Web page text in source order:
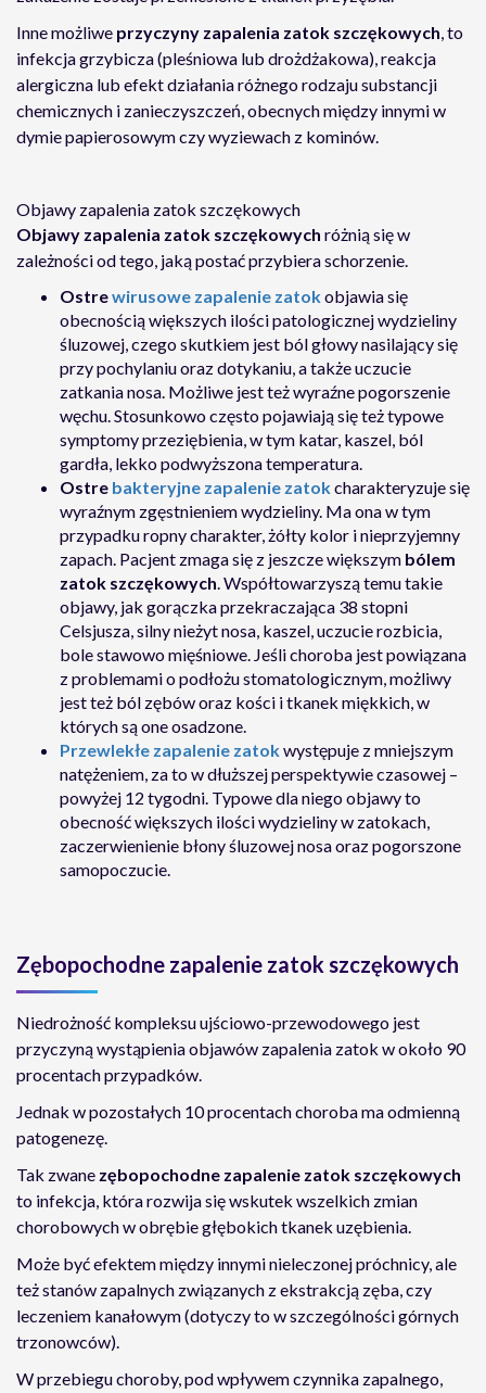
Inne możliwe przyczyny zapalenia zatok szczękowych, to
infekcja grzybicza (pleśniowa lub drożdżakowa), reakcja
alergiczna lub efekt działania różnego rodzaju substancji
chemicznych i zanieczyszczeń, obecnych między innymi w
dymie papierosowym czy wyziewach z kominów.
Objawy zapalenia zatok szczękowych
Objawy zapalenia zatok szczękowych różnią się w
zależności od tego, jaką postać przybiera schorzenie.
Ostrewirusowe zapalenie zatokobjawia się
obecnością większych ilości patologicznej wydzieliny
śluzowej, czego skutkiem jest ból głowy nasilający się
przy pochylaniu oraz dotykaniu, a także uczucie
zatkania nosa. Możliwe jest też wyraźne pogorszenie
węchu. Stosunkowo często pojawiają się też typowe
symptomy przeziębienia, w tym katar, kaszel, ból
gardła, lekko podwyższona temperatura.
Ostre bakteryjne zapalenie zatokcharakteryzuje się
wyraźnym zgęstnieniem wydzieliny. Ma ona w tym
przypadku ropny charakter, żółty kolor i nieprzyjemny
zapach. Pacjent zmaga się z jeszcze większym bólem
zatok szczękowych. Współtowarzyszą temu takie
objawy, jak gorączka przekraczająca 38 stopni
Celsjusza, silny nieżyt nosa, kaszel, uczucie rozbicia,
bole stawowo mięśniowe. Jeśli choroba jest powiązana
z problemami o podłożu stomatologicznym, możliwy
jest też ból zębów oraz kości i tkanek miękkich, w
których są one osadzone.
Przewlekłe zapalenie zatokwystępuje z mniejszym
natężeniem, za to w dłuższej perspektywie czasowej –
powyżej 12 tygodni. Typowe dla niego objawy to
obecność większych ilości wydzieliny w zatokach,
zaczerwienienie błony śluzowej nosa oraz pogorszone
samopoczucie.
Zębopochodne zapalenie zatok szczękowych
Niedrożność kompleksu ujściowo-przewodowego jest
przyczyną wystąpienia objawów zapalenia zatok w około 90
procentach przypadków.
Jednak w pozostałych 10 procentach choroba ma odmienną
patogenezę.
Tak zwane zębopochodne zapalenie zatok szczękowych
to infekcja, która rozwija się wskutek wszelkich zmian
chorobowych w obrębie głębokich tkanek uzębienia.
Może być efektem między innymi nieleczonej próchnicy, ale
też stanów zapalnych związanych z ekstrakcją zęba, czy
leczeniem kanałowym (dotyczy to w szczególności górnych
trzonowców).
W przebiegu choroby, pod wpływem czynnika zapalnego,